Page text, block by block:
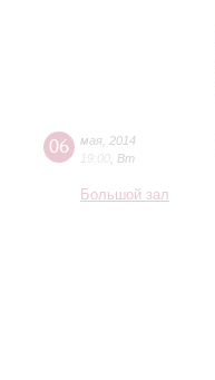
06 мая 2014
19:00 Вт
Большой зал